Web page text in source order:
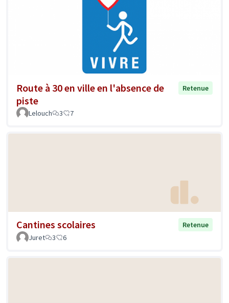
Route à 30 en ville en l'absence de
piste
Retenue
Lelouch 3 7
Cantines scolaires
Retenue
Juret
3 6